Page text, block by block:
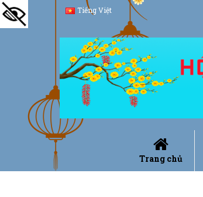
Tiếng Việt
Trang chủ